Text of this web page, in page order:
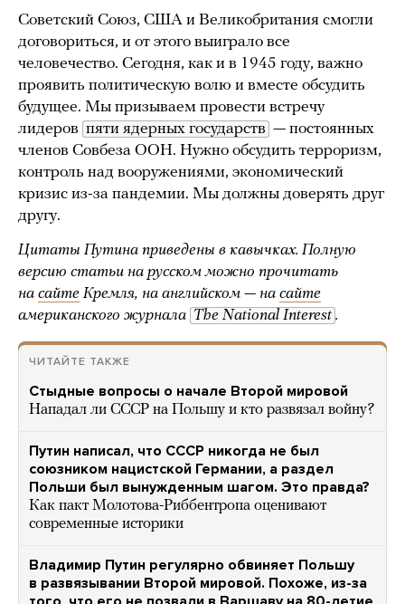
Советский Союз, США и Великобритания смогли
договориться, и от этого выиграло все
человечество. Сегодня, как и в 1945 году, важно
проявить политическую волю и вместе обсудить
будущее. Мы призываем провести встречу
лидеров пяти ядерных государств — постоянных
членов Совбеза ООН. Нужно обсудить терроризм,
контроль над вооружениями, экономический
кризис из-за пандемии. Мы должны доверять друг
другу.
Цитаты Путина приведены в кавычках. Полную
версию статьи на русском можно прочитать
на сайте Кремля, на английском — на сайте
американского журнала The National Interest .
ЧИТАЙТЕ ТАКЖЕ
Стыдные вопросы о начале Второй мировой
Нападал ли СССР на Польшу и кто развязал войну?
Путин написал, что СССР никогда не был
союзником нацистской Германии, а раздел
Польши был вынужденным шагом. Это правда?
Как пакт Молотова-Риббентропа оценивают
современные историки
Владимир Путин регулярно обвиняет Польшу
в развязывании Второй мировой. Похоже, из-за